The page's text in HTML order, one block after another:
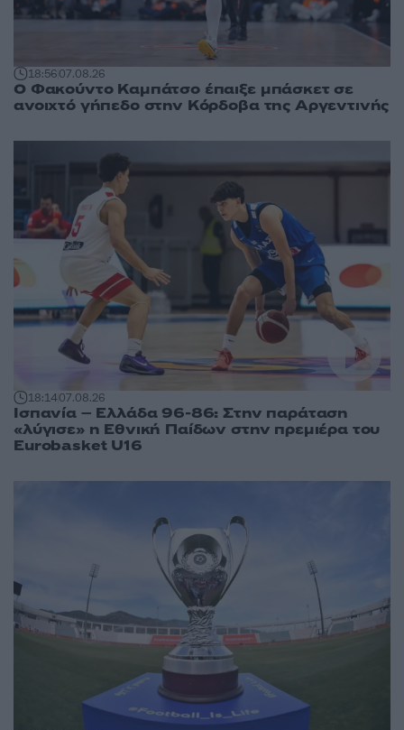
18:5607.08.26
Ο Φακούντο Καμπάτσο έπαιξε μπάσκετ σε
ανοιχτό γήπεδο στην Κόρδοβα της Αργεντινής
18:1407.08.26
Ισπανία – Ελλάδα 96-86: Στην παράταση
«λύγισε» η Εθνική Παίδων στην πρεμιέρα του
Eurobasket U16